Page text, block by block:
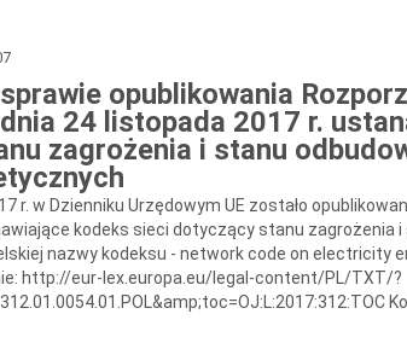
opublikowania
24 listopada 2017 r.
zagrożenia i stanu
r. w Dzienniku Urzędowym UE zostało
kodeks sieci dotyczący stanu
nazwy kodeksu - network code on
http://eur-lex.europa.eu/legal-content/PL/TXT/?